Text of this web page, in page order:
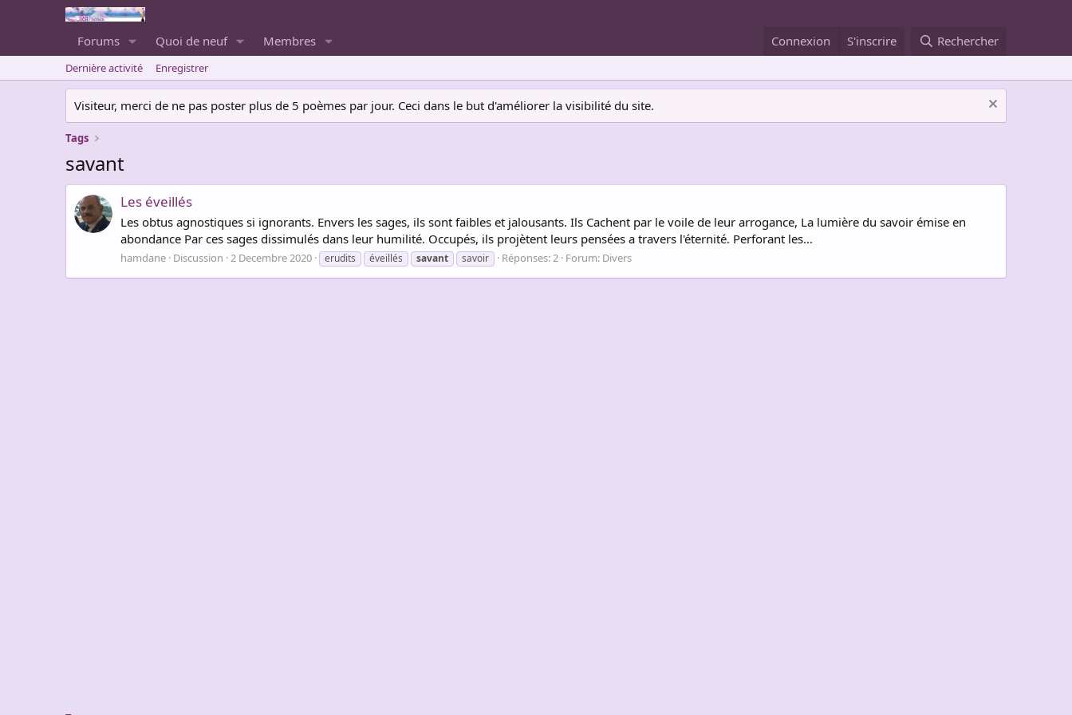
Forums Quoi de neuf Membres Connexion S'inscrire Rechercher
Dernière activité Enregistrer
Visiteur, merci de ne pas poster plus de 5 poèmes par jour. Ceci dans le but d'améliorer la visibilité du site.
Tags
savant
Les éveillés
Les obtus agnostiques si ignorants. Envers les sages, ils sont faibles et jalousants. Ils Cachent par le voile de leur arrogance, La lumière du savoir émise en
abondance Par ces sages dissimulés dans leur humilité. Occupés, ils projètent leurs pensées a travers l'éternité. Perforant les...
hamdane Discussion 2 Decembre 2020 erudits éveillés savant savoir Réponses: 2 Forum: Divers